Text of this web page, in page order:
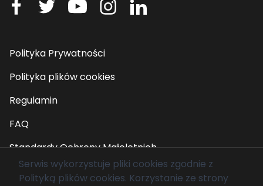
Polityka Prywatności
Polityka plików cookies
Regulamin
FAQ
Standardy Ochrony Małoletnich
Serwis wykorzystuje pliki cookies zgodnie z
Polityką plików cookies. Korzystanie ze strony